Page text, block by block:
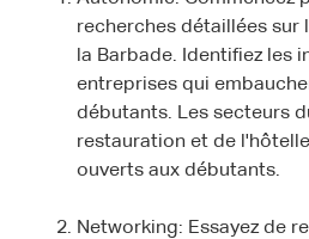
recherches détaillées sur
la Barbade. Identifiez les
entreprises qui
débutants. Les secteurs
restauration et de
ouverts aux débutants.
Networking: Essayez de